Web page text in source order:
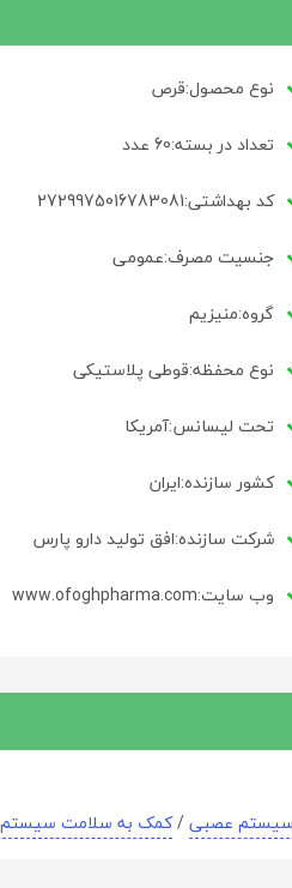
نوع محصول:قرص
تعداد در بسته:60 عدد
کد بهداشتی:2729975016783081
جنسیت مصرف:عمومی
گروه:منیزیم
نوع محفظه:قوطی پلاستیکی
تحت لیسانس:آمریکا
کشور سازنده:ایران
شرکت سازنده:افق تولید دارو پارس
وب سایت:www.ofoghpharma.com
عصبی/کمک به سلامت